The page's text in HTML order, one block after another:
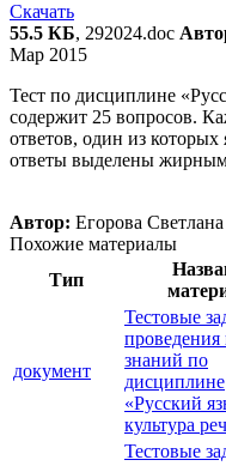
Скачать
55.5 КБ, 292024.doc
Мар 2015
Тест по дисциплине
содержит 25 вопросов.
ответов, один из
ответы выделены
Автор: Егорова
Похожие материалы
Тип
документ
Тестовые
проведения
знаний по
дисциплине
«Русский
культура
Тестовые